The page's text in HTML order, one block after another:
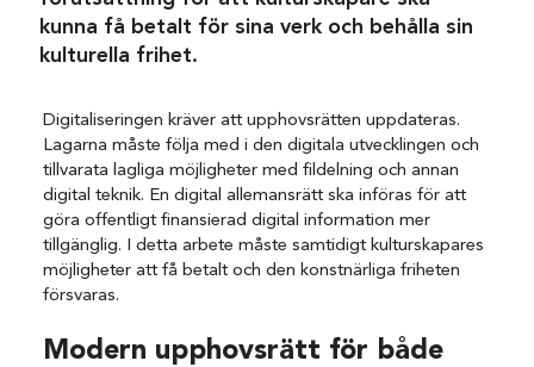
kunna få betalt för sina verk och behålla sin
kulturella frihet.
Digitaliseringen kräver att upphovsrätten uppdateras.
Lagarna måste följa med i den digitala utvecklingen och
tillvarata lagliga möjligheter med fildelning och annan
digital teknik. En digital allemansrätt ska införas för att
göra offentligt finansierad digital information mer
tillgänglig. I detta arbete måste samtidigt kulturskapares
möjligheter att få betalt och den konstnärliga friheten
försvaras.
Modern upphovsrätt för både